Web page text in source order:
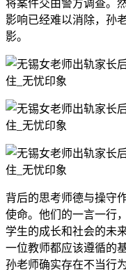
将案件交由警方调查。
影响已经难以消除，孙
影。
背后的思考师德与操守
使命。他们的一言一行
学生的成长和社会的未
一位教师都应该遵循的
孙老师确实存在不当行